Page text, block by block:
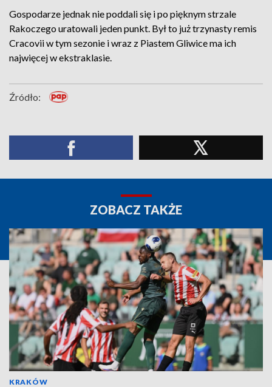
Gospodarze jednak nie poddali się i po pięknym strzale
Rakoczego uratowali jeden punkt. Był to już trzynasty remis
Cracovii w tym sezonie i wraz z Piastem Gliwice ma ich
najwięcej w ekstraklasie.
Źródło:
ZOBACZ TAKŻE
KRAKÓW